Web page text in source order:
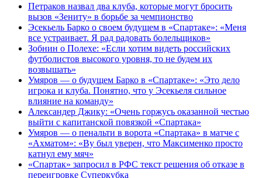
Петраков назвал два клуба, которые могут бросить
вызов «Зениту» в борьбе за чемпионство
Эсекьель Барко о своем будущем в «Спартаке»: «Меня
все устраивает. Я рад радовать болельщиков»
Зобнин о Полехе: «Если хотим видеть российских
футболистов высокого уровня, то не будем их
возвышать»
Умяров — о будущем Барко в «Спартаке»: «Это дело
игрока и клуба. Понятно, что у Эсекьеля сильное
влияние на команду»
Александер Джику: «Очень горжусь оказанной честью
выйти с капитанской повязкой «Спартака»
Умяров — о пенальти в ворота «Спартака» в матче с
«Ахматом»: «Ву был уверен, что Максименко просто
катнул ему мяч»
«Спартак» запросил в РФС текст решения об отказе в
переигровке Суперкубка